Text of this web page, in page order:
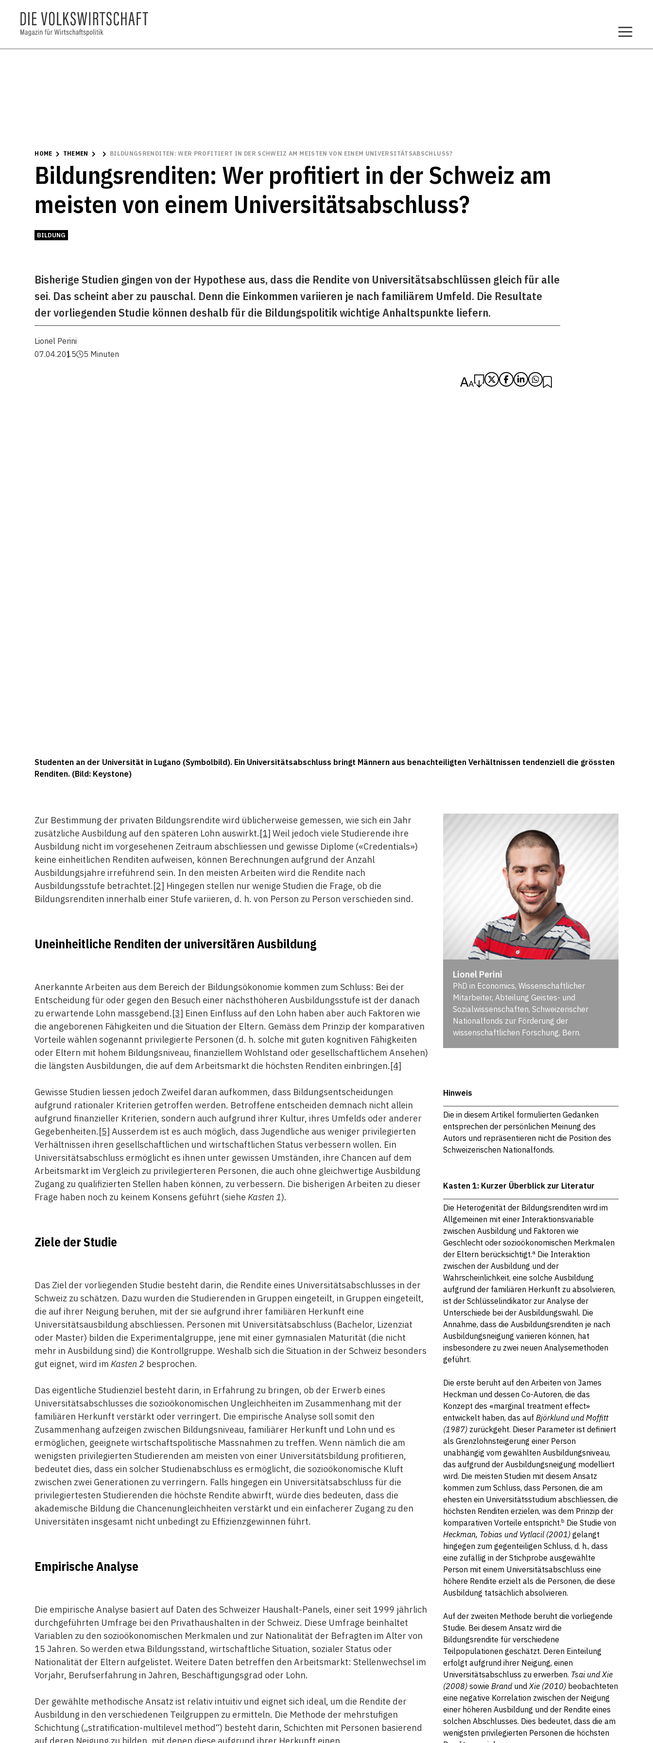
HOME THEMEN BILDUNGSRENDITEN: WER PROFITIERT IN DER SCHWEIZ AM MEISTEN VON EINEM UNIVERSITÄTSABSCHLUSS?
Bildungsrenditen: Wer profitiert in der Schweiz am
meisten von einem Universitätsabschluss?
BILDUNG
Bisherige Studien gingen von der Hypothese aus, dass die Rendite von Universitätsabschlüssen gleich für alle
sei. Das scheint aber zu pauschal. Denn die Einkommen variieren je nach familiärem Umfeld. Die Resultate
der vorliegenden Studie können deshalb für die Bildungspolitik wichtige Anhaltspunkte liefern.
Lionel Perini
07.04.2015
5 Minuten
Studenten an der Universität in Lugano (Symbolbild). Ein Universitätsabschluss bringt Männern aus benachteiligten Verhältnissen tendenziell die grössten
Renditen. (Bild: Keystone)
Zur Bestimmung der privaten Bildungsrendite wird üblicherweise gemessen, wie sich ein Jahr
zusätzliche Ausbildung auf den späteren Lohn auswirkt.[1] Weil jedoch viele Studierende ihre
Ausbildung nicht im vorgesehenen Zeitraum abschliessen und gewisse Diplome («Credentials»)
keine einheitlichen Renditen aufweisen, können Berechnungen aufgrund der Anzahl
Ausbildungsjahre irreführend sein. In den meisten Arbeiten wird die Rendite nach
Ausbildungsstufe betrachtet.[2] Hingegen stellen nur wenige Studien die Frage, ob die
Bildungsrenditen innerhalb einer Stufe variieren, d. h. von Person zu Person verschieden sind.
Uneinheitliche Renditen der universitären Ausbildung
Anerkannte Arbeiten aus dem Bereich der Bildungsökonomie kommen zum Schluss: Bei der
Entscheidung für oder gegen den Besuch einer nächsthöheren Ausbildungsstufe ist der danach
zu erwartende Lohn massgebend.[3] Einen Einfluss auf den Lohn haben aber auch Faktoren wie
die angeborenen Fähigkeiten und die Situation der Eltern. Gemäss dem Prinzip der komparativen
Vorteile wählen sogenannt privilegierte Personen (d. h. solche mit guten kognitiven Fähigkeiten
oder Eltern mit hohem Bildungsniveau, finanziellem Wohlstand oder gesellschaftlichem Ansehen)
die längsten Ausbildungen, die auf dem Arbeitsmarkt die höchsten Renditen einbringen.[4]
Gewisse Studien liessen jedoch Zweifel daran aufkommen, dass Bildungsentscheidungen
aufgrund rationaler Kriterien getroffen werden. Betroffene entscheiden demnach nicht allein
aufgrund finanzieller Kriterien, sondern auch aufgrund ihrer Kultur, ihres Umfelds oder anderer
Gegebenheiten.[5] Ausserdem ist es auch möglich, dass Jugendliche aus weniger privilegierten
Verhältnissen ihren gesellschaftlichen und wirtschaftlichen Status verbessern wollen. Ein
Universitätsabschluss ermöglicht es ihnen unter gewissen Umständen, ihre Chancen auf dem
Arbeitsmarkt im Vergleich zu privilegierteren Personen, die auch ohne gleichwertige Ausbildung
Zugang zu qualifizierten Stellen haben können, zu verbessern. Die bisherigen Arbeiten zu dieser
Frage haben noch zu keinem Konsens geführt (sieheKasten 1).
Ziele der Studie
Das Ziel der vorliegenden Studie besteht darin, die Rendite eines Universitätsabschlusses in der
Schweiz zu schätzen. Dazu wurden die Studierenden in Gruppen eingeteilt, in Gruppen eingeteilt,
die auf ihrer Neigung beruhen, mit der sie aufgrund ihrer familiären Herkunft eine
Universitätsausbildung abschliessen. Personen mit Universitätsabschluss (Bachelor, Lizenziat
oder Master) bilden die Experimentalgruppe, jene mit einer gymnasialen Maturität (die nicht
mehr in Ausbildung sind) die Kontrollgruppe. Weshalb sich die Situation in der Schweiz besonders
gut eignet, wird imKasten 2 besprochen.
Das eigentliche Studienziel besteht darin, in Erfahrung zu bringen, ob der Erwerb eines
Universitätsabschlusses die sozioökonomischen Ungleichheiten im Zusammenhang mit der
familiären Herkunft verstärkt oder verringert. Die empirische Analyse soll somit den
Zusammenhang aufzeigen zwischen Bildungsniveau, familiärer Herkunft und Lohn und es
ermöglichen, geeignete wirtschaftspolitische Massnahmen zu treffen. Wenn nämlich die am
wenigsten privilegierten Studierenden am meisten von einer Universitätsbildung profitieren,
bedeutet dies, dass ein solcher Studienabschluss es ermöglicht, die sozioökonomische Kluft
zwischen zwei Generationen zu verringern. Falls hingegen ein Universitätsabschluss für die
privilegiertesten Studierenden die höchste Rendite abwirft, würde dies bedeuten, dass die
akademische Bildung die Chancenungleichheiten verstärkt und ein einfacherer Zugang zu den
Universitäten insgesamt nicht unbedingt zu Effizienzgewinnen führt.
Empirische Analyse
Die empirische Analyse basiert auf Daten des Schweizer Haushalt-Panels, einer seit 1999 jährlich
durchgeführten Umfrage bei den Privathaushalten in der Schweiz. Diese Umfrage beinhaltet
Variablen zu den sozioökonomischen Merkmalen und zur Nationalität der Befragten im Alter von
15 Jahren. So werden etwa Bildungsstand, wirtschaftliche Situation, sozialer Status oder
Nationalität der Eltern aufgelistet. Weitere Daten betreffen den Arbeitsmarkt: Stellenwechsel im
Vorjahr, Berufserfahrung in Jahren, Beschäftigungsgrad oder Lohn.
Der gewählte methodische Ansatz ist relativ intuitiv und eignet sich ideal, um die Rendite der
Ausbildung in den verschiedenen Teilgruppen zu ermitteln. Die Methode der mehrstufigen
Schichtung („stratification-multilevel method“) besteht darin, Schichten mit Personen basierend
Lionel Perini
PhD in Economics, Wissenschaftlicher
Mitarbeiter, Abteilung Geistes- und
Sozialwissenschaften, Schweizerischer
Nationalfonds zur Förderung der
wissenschaftlichen Forschung, Bern.
Hinweis
Die in diesem Artikel formulierten Gedanken
entsprechen der persönlichen Meinung des
Autors und repräsentieren nicht die Position des
Schweizerischen Nationalfonds.
Kasten 1: Kurzer Überblick zur Literatur
Die Heterogenität der Bildungsrenditen wird im
Allgemeinen mit einer Interaktionsvariable
zwischen Ausbildung und Faktoren wie
Geschlecht oder sozioökonomischen Merkmalen
der Eltern berücksichtigt.a Die Interaktion
zwischen der Ausbildung und der
Wahrscheinlichkeit, eine solche Ausbildung
aufgrund der familiären Herkunft zu absolvieren,
ist der Schlüsselindikator zur Analyse der
Unterschiede bei der Ausbildungswahl. Die
Annahme, dass die Ausbildungsrenditen je nach
Ausbildungsneigung variieren können, hat
insbesondere zu zwei neuen Analysemethoden
geführt.
Die erste beruht auf den Arbeiten von James
Heckman und dessen Co-Autoren, die das
Konzept des «marginal treatment effect»
entwickelt haben, das aufBjörklund und Moffitt
(1987) zurückgeht. Dieser Parameter ist definiert
als Grenzlohnsteigerung einer Person
unabhängig vom gewählten Ausbildungsniveau,
das aufgrund der Ausbildungsneigung modelliert
wird. Die meisten Studien mit diesem Ansatz
kommen zum Schluss, dass Personen, die am
ehesten ein Universitätsstudium abschliessen, die
höchsten Renditen erzielen, was dem Prinzip der
komparativen Vorteile entspricht.b Die Studie von
Heckman, Tobias und Vytlacil (2001) gelangt
hingegen zum gegenteiligen Schluss, d. h., dass
eine zufällig in der Stichprobe ausgewählte
Person mit einem Universitätsabschluss eine
höhere Rendite erzielt als die Personen, die diese
Ausbildung tatsächlich absolvieren.
Auf der zweiten Methode beruht die vorliegende
Studie. Bei diesem Ansatz wird die
Bildungsrendite für verschiedene
Teilpopulationen geschätzt. Deren Einteilung
erfolgt aufgrund ihrer Neigung, einen
Universitätsabschluss zu erwerben. Tsai und Xie
(2008) sowieBrand und Xie (2010) beobachteten
eine negative Korrelation zwischen der Neigung
einer höheren Ausbildung und der Rendite eines
solchen Abschlusses. Dies bedeutet, dass die am
wenigsten privilegierten Personen die höchsten